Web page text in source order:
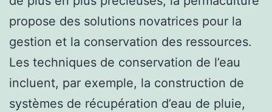
propose des solutions novatrices pour la
gestion et la conservation des ressources.
Les techniques de conservation de l’eau
incluent, par exemple, la construction de
systèmes de récupération d’eau de pluie,